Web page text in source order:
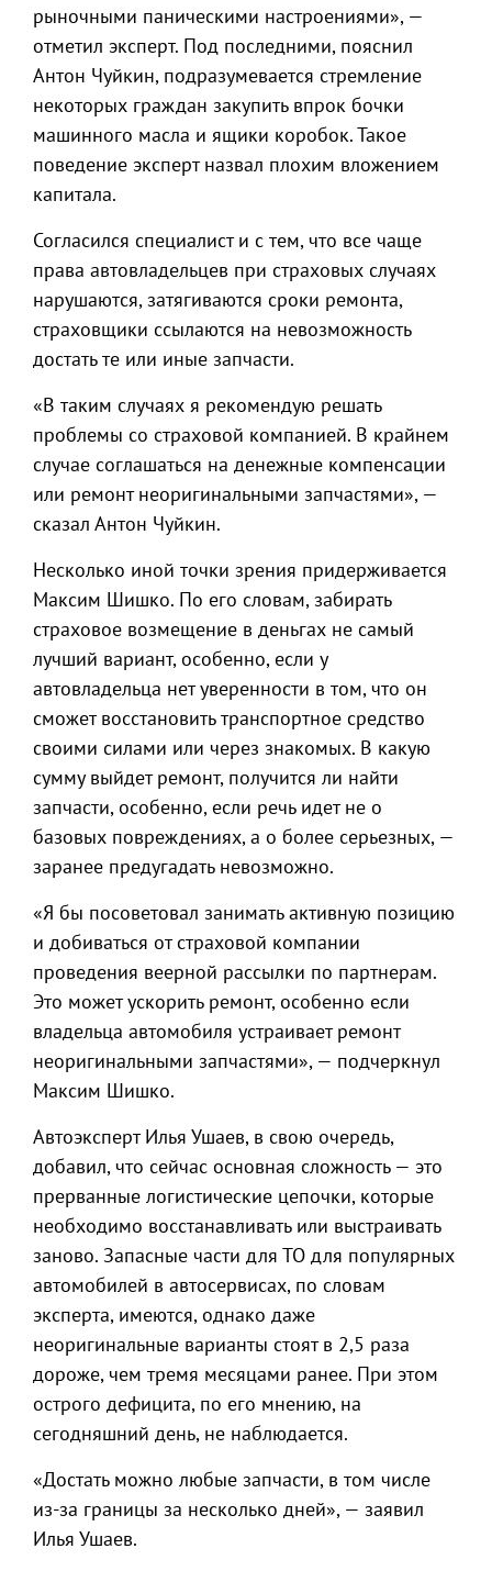
рыночными паническими настроениями», —
отметил эксперт. Под последними, пояснил
Антон Чуйкин, подразумевается стремление
некоторых граждан закупить впрок бочки
машинного масла и ящики коробок. Такое
поведение эксперт назвал плохим вложением
капитала.
Согласился специалист и с тем, что все чаще
права автовладельцев при страховых случаях
нарушаются, затягиваются сроки ремонта,
страховщики ссылаются на невозможность
достать те или иные запчасти.
«В таким случаях я рекомендую решать
проблемы со страховой компанией. В крайнем
случае соглашаться на денежные компенсации
или ремонт неоригинальными запчастями», —
сказал Антон Чуйкин.
Несколько иной точки зрения придерживается
Максим Шишко. По его словам, забирать
страховое возмещение в деньгах не самый
лучший вариант, особенно, если у
автовладельца нет уверенности в том, что он
сможет восстановить транспортное средство
своими силами или через знакомых. В какую
сумму выйдет ремонт, получится ли найти
запчасти, особенно, если речь идет не о
базовых повреждениях, а о более серьезных, —
заранее предугадать невозможно.
«Я бы посоветовал занимать активную позицию
и добиваться от страховой компании
проведения веерной рассылки по партнерам.
Это может ускорить ремонт, особенно если
владельца автомобиля устраивает ремонт
неоригинальными запчастями», — подчеркнул
Максим Шишко.
Автоэксперт Илья Ушаев, в свою очередь,
добавил, что сейчас основная сложность — это
прерванные логистические цепочки, которые
необходимо восстанавливать или выстраивать
заново. Запасные части для ТО для популярных
автомобилей в автосервисах, по словам
эксперта, имеются, однако даже
неоригинальные варианты стоят в 2,5 раза
дороже, чем тремя месяцами ранее. При этом
острого дефицита, по его мнению, на
сегодняшний день, не наблюдается.
«Достать можно любые запчасти, в том числе
из-за границы за несколько дней», — заявил
Илья Ушаев.